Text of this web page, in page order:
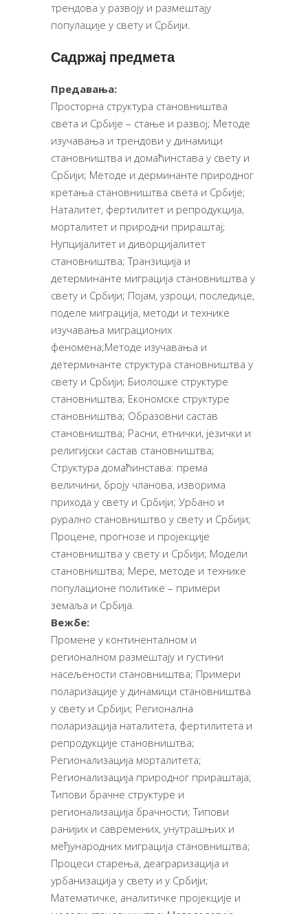
трендова у развоју и размештају
популације у свету и Србији.
Садржај предмета
Предавања:
Просторна структура становништва
света и Србије – стање и развој; Методе
изучавања и трендови у динамици
становништва и домаћинстава у свету и
Србији; Методе и дерминанте природног
кретања становништва света и Србије;
Наталитет, фертилитет и репродукција,
морталитет и природни прираштај;
Нупцијалитет и диворцијалитет
становништва; Транзиција и
детерминанте миграција становништва у
свету и Србији; Појам, узроци, последице,
поделе миграција, методи и технике
изучавања миграционих
феномена;Методе изучавања и
детерминанте структура становништва у
свету и Србији; Биолошке структуре
становништва; Економске структуре
становништва; Образовни састав
становништва; Расни, етнички, језички и
религијски састав становништва;
Структура домаћинстава: према
величини, броју чланова, изворима
прихода у свету и Србији; Урбано и
рурално становништво у свету и Србији;
Процене, прогнозе и пројекције
становништва у свету и Србији; Модели
становништва; Мере, методе и технике
популационе политике – примери
земаља и Србија.
Вежбе:
Промене у континенталном и
регионалном размештају и густини
насељености становништва; Примери
поларизације у динамици становништва
у свету и Србији; Регионална
поларизација наталитета, фертилитета и
репродукције становништва;
Регионализација морталитета;
Регионализација природног прираштаја;
Типови брачне структуре и
регионализација брачности; Типови
ранијих и савремених, унутрашњих и
међународних миграција становништва;
Процеси старења, деаграризација и
урбанизација у свету и у Србији;
Математичке, аналитичке пројекције и